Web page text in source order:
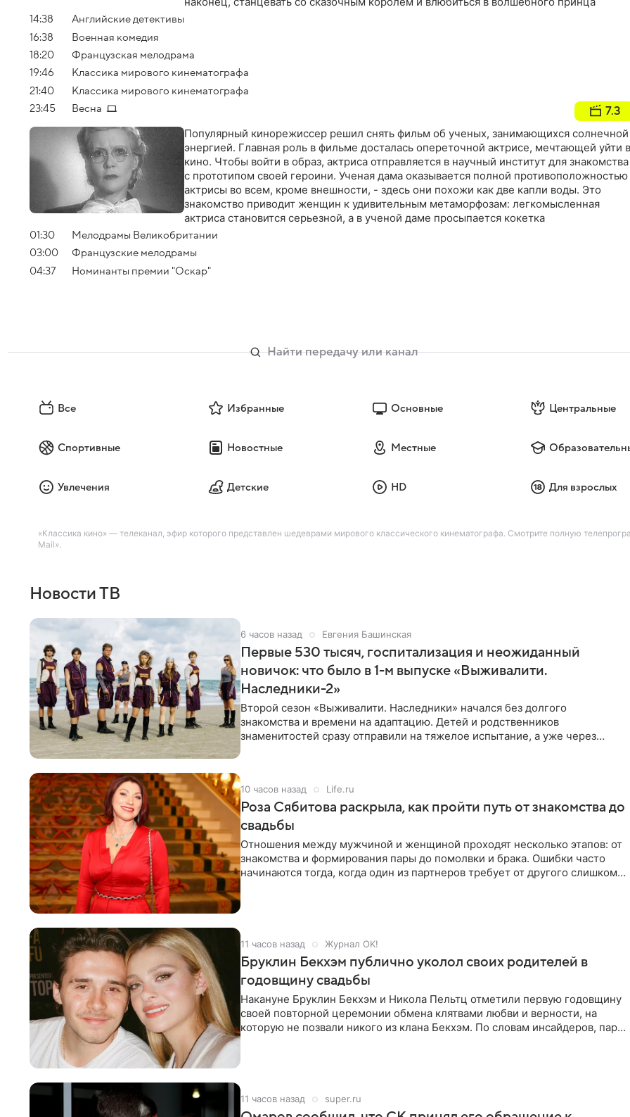
14:38
Английские детективы
16:38
Военная комедия
18:20
Французская мелодрама
19:46
Классика мирового кинематографа
21:40
Классика мирового кинематографа
23:45
Весна 7.3
Популярный кинорежиссер решил снять фильм об ученых, занимающихся солнечной
энергией. Главная роль в фильме досталась опереточной актрисе, мечтающей уйти в
кино. Чтобы войти в образ, актриса отправляется в научный институт для знакомства
с прототипом своей героини. Ученая дама оказывается полной противоположностью
актрисы во всем, кроме внешности, - здесь они похожи как две капли воды. Это
знакомство приводит женщин к удивительным метаморфозам: легкомысленная
актриса становится серьезной, а в ученой даме просыпается кокетка
01:30
Мелодрамы Великобритании
03:00
Французские мелодрамы
04:37
Номинанты премии "Оскар"
Все Избранные Основные Центральные
Спортивные Новостные Местные
Увлечения Детские HD Для взрослых
«Классика кино» — телеканал, эфир которого представлен шедеврами мирового классического кинематографа. Смотрите полную
Mail».
Новости ТВ
6 часов назад Евгения Башинская
Первые 530 тысяч, госпитализация и неожиданный
новичок: что было в 1-м выпуске «Выживалити.
Наследники-2»
Второй сезон «Выживалити. Наследники» начался без долгого
знакомства и времени на адаптацию. Детей и родственников
знаменитостей сразу отправили на тяжелое испытание, а уже через
10 часов назад Life.ru
Роза Сябитова раскрыла, как пройти путь от знакомства до
свадьбы
Отношения между мужчиной и женщиной проходят несколько этапов: от
знакомства и формирования пары до помолвки и брака. Ошибки часто
начинаются тогда, когда один из партнеров требует от другого слишком
11 часов назад Журнал OK!
Бруклин Бекхэм публично уколол своих родителей в
годовщину свадьбы
Накануне Бруклин Бекхэм и Никола Пельтц отметили первую годовщину
своей повторной церемонии обмена клятвами любви и верности, на
которую не позвали никого из клана Бекхэм. По словам инсайдеров, пара
11 часов назад super.ru